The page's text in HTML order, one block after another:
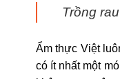
Trồng
Ẩm thực Việt
có ít nhất một